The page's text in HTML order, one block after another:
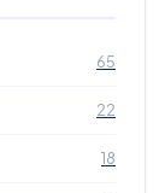
65
22
18